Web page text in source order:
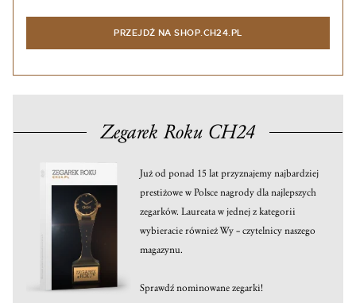
PRZEJDŹ NA SHOP.CH24.PL
Zegarek Roku CH24
Już od ponad 15 lat przyznajemy najbardziej
prestiżowe w Polsce nagrody dla najlepszych
zegarków. Laureata w jednej z kategorii
wybieracie również Wy – czytelnicy naszego
magazynu.
Sprawdź nominowane zegarki!